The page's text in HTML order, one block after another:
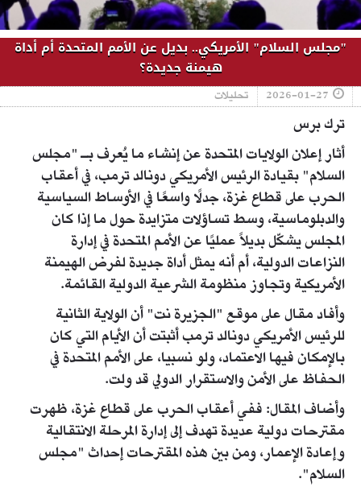
"مجلس السلام" الأمريكي.. بديل عن الأمم المتحدة أم أداة
هيمنة جديدة؟
2026-01-27 تحليلات
ترك برس
أثار إعلان الولايات المتحدة عن إنشاء ما يُعرف بـ "مجلس
السلام" بقيادة الرئيس الأمريكي دونالد ترمب، في أعقاب
الحرب على قطاع غزة، جدلًا واسعًا في الأوساط السياسية
والدبلوماسية، وسط تساؤلات متزايدة حول ما إذا كان
المجلس يشكّل بديلاً عمليًا عن الأمم المتحدة في إدارة
النزاعات الدولية، أم أنه يمثل أداة جديدة لفرض الهيمنة
الأمريكية وتجاوز منظومة الشرعية الدولية القائمة.
وأفاد مقال على موقع "الجزيرة نت" أن الولاية الثانية
للرئيس الأمريكي دونالد ترمب أثبتت أن الأيام التي كان
بالإمكان فيها الاعتماد، ولو نسبيا، على الأمم المتحدة في
الحفاظ على الأمن والاستقرار الدولي قد ولت.
وأضاف المقال: ففي أعقاب الحرب على قطاع غزة، ظهرت
مقترحات دولية عديدة تهدف إلى إدارة المرحلة الانتقالية
وإعادة الإعمار، ومن بين هذه المقترحات إحداث "مجلس
السلام".